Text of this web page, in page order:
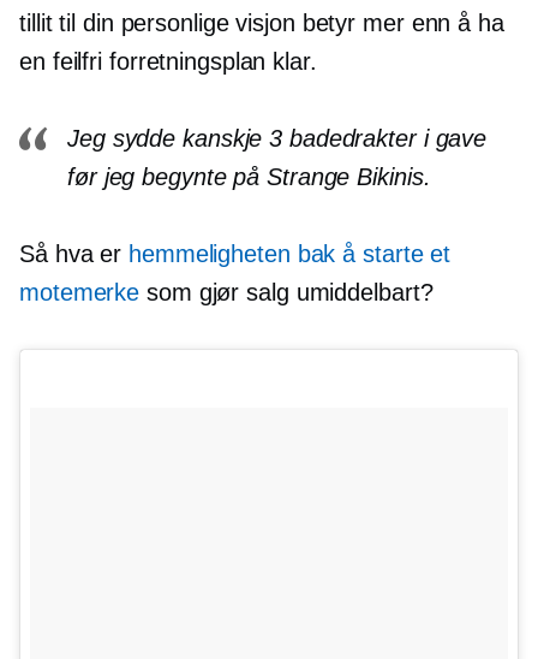
tillit til din personlige visjon betyr mer enn å ha
en feilfri forretningsplan klar.
Jeg sydde kanskje 3 badedrakter i gave
før jeg begynte på Strange Bikinis.
Så hva er hemmeligheten bak å starte et
motemerke som gjør salg umiddelbart?